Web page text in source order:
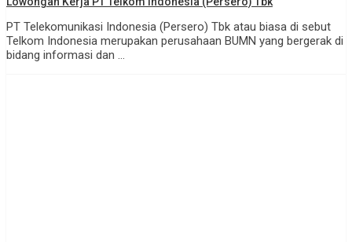
PT Telekomunikasi Indonesia (Persero) Tbk atau biasa di sebut
Telkom Indonesia merupakan perusahaan BUMN yang bergerak di
bidang informasi dan ...